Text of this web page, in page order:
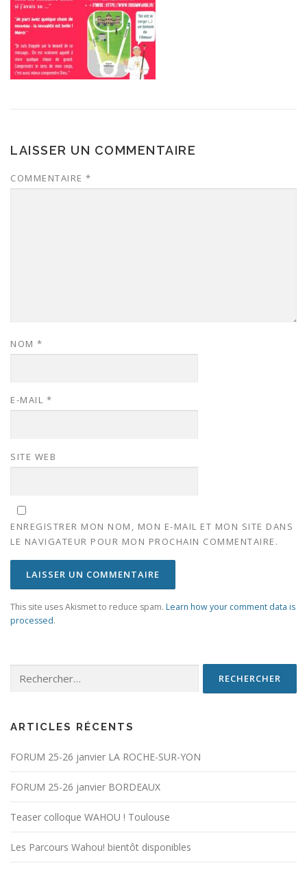
LAISSER UN COMMENTAIRE
COMMENTAIRE *
NOM *
E-MAIL *
SITE WEB
ENREGISTRER MON NOM, MON E-MAIL ET MON SITE DANS
LE NAVIGATEUR POUR MON PROCHAIN COMMENTAIRE.
This site uses Akismet to reduce spam. Learn how your comment data is
processed.
ARTICLES RÉCENTS
FORUM 25-26 janvier LA ROCHE-SUR-YON
FORUM 25-26 janvier BORDEAUX
Teaser colloque WAHOU ! Toulouse
Les Parcours Wahou! bientôt disponibles